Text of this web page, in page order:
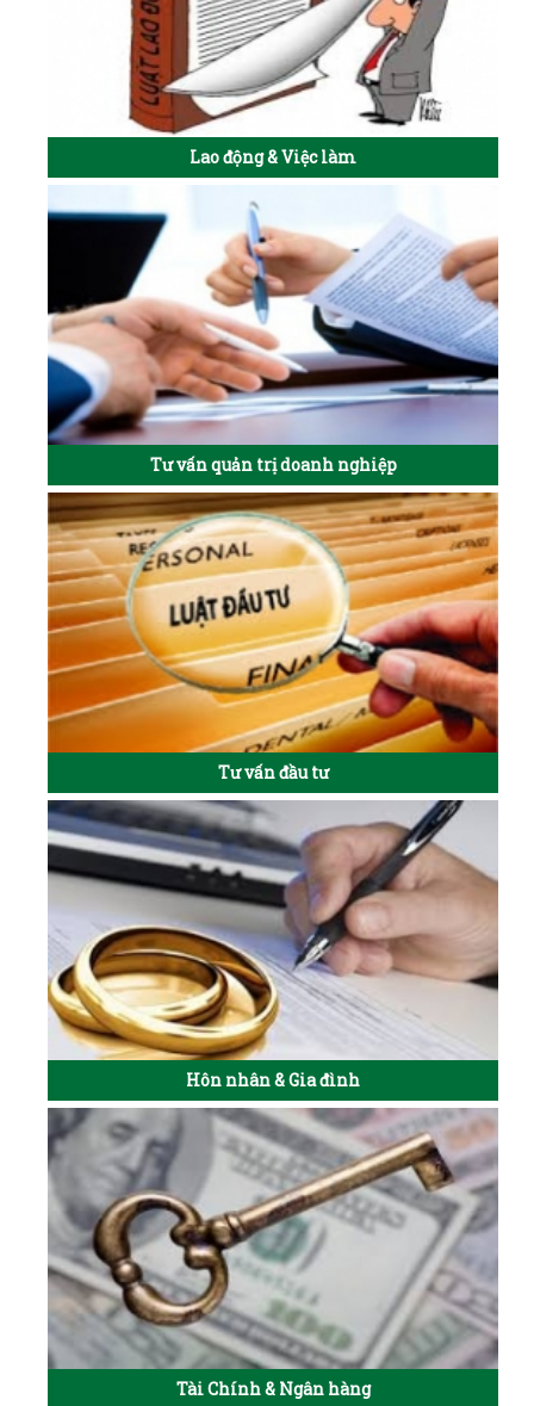
Lao động & Việc làm
Tư vấn quản trị doanh nghiệp
Tư vấn đầu tư
Hôn nhân & Gia đình
Tài Chính & Ngân hàng